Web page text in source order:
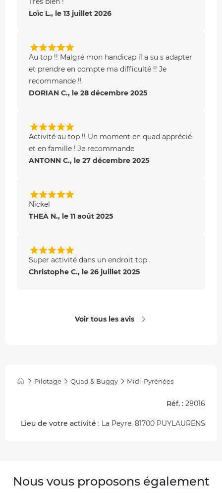
Loïc L., le 13 juillet 2026
Au top !! Malgré mon handicap il a su s adapter
et prendre en compte ma difficulté !! Je
recommande !!
DORIAN C., le 28 décembre 2025
Activité au top !! Un moment en quad apprécié
et en famille ! Je recommande
ANTONN C., le 27 décembre 2025
Nickel
THEA N., le 11 août 2025
Super activité dans un endroit top .
Christophe C., le 26 juillet 2025
Voir tous les avis
Pilotage Quad & Buggy Midi-Pyrénées
Réf. : 28016
Lieu de votre activité : La Peyre, 81700 PUYLAURENS
Nous vous proposons également